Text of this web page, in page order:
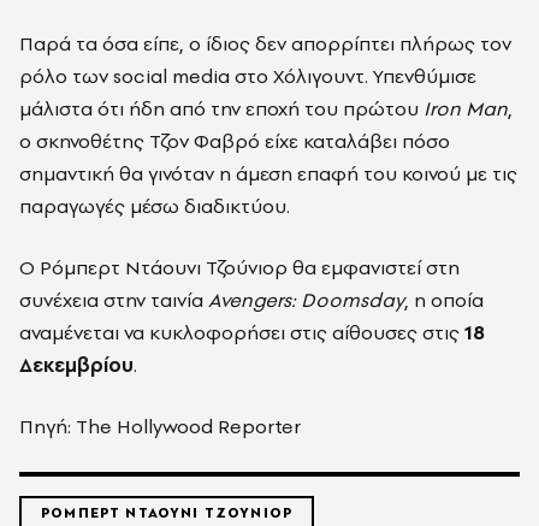
Παρά τα όσα είπε, ο ίδιος δεν απορρίπτει πλήρως τον
ρόλο των social media στο Χόλιγουντ. Υπενθύμισε
μάλιστα ότι ήδη από την εποχή του πρώτου Iron Man,
ο σκηνοθέτης Τζον Φαβρό είχε καταλάβει πόσο
σημαντική θα γινόταν η άμεση επαφή του κοινού με τις
παραγωγές μέσω διαδικτύου.
Ο Ρόμπερτ Ντάουνι Τζούνιορ θα εμφανιστεί στη
συνέχεια στην ταινία Avengers: Doomsday, η οποία
αναμένεται να κυκλοφορήσει στις αίθουσες στις18
Δεκεμβρίου.
Πηγή: The Hollywood Reporter
ΡΟΜΠΕΡΤ ΝΤΑΟΥΝΙ ΤΖΟΥΝΙΟΡ